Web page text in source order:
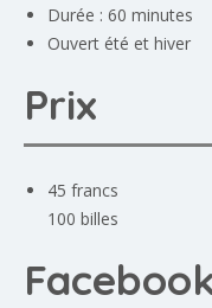
Durée : 60 minutes
Ouvert été et hiver
Prix
45 francs
100 billes